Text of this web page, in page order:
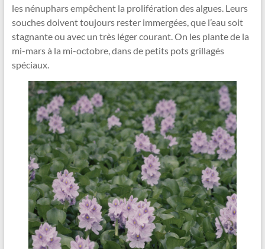
les nénuphars empêchent la prolifération des algues. Leurs
souches doivent toujours rester immergées, que l’eau soit
stagnante ou avec un très léger courant. On les plante de la
mi-mars à la mi-octobre, dans de petits pots grillagés
spéciaux.